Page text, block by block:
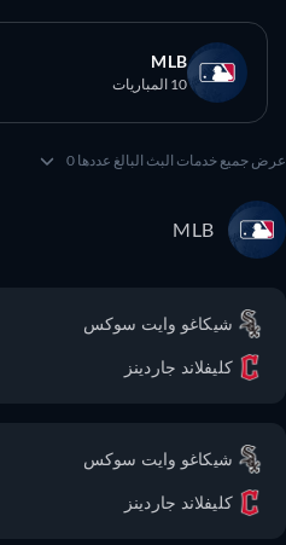
MLB
10 المباريات
جميع خدمات البث البالغ عددها 0
MLB
شيكاغو وايت سوكس
كليفلاند جاردينز
شيكاغو وايت سوكس
كليفلاند جاردينز